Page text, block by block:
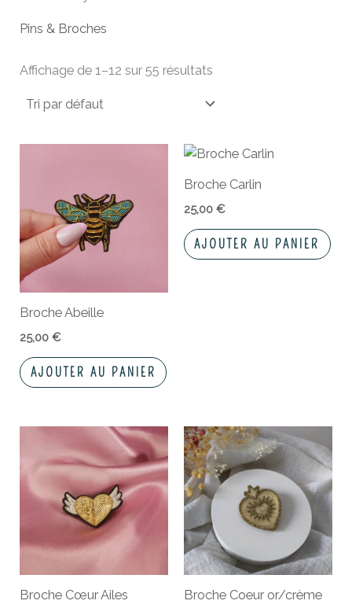
Pins & Broches
Affichage de 1–12 sur 55 résultats
Broche Abeille
25,00€
AJOUTER AU PANIER
Broche Carlin
25,00 €
AJOUTER AU PANIER
Broche Cœur Ailes Broche Coeur or/crème